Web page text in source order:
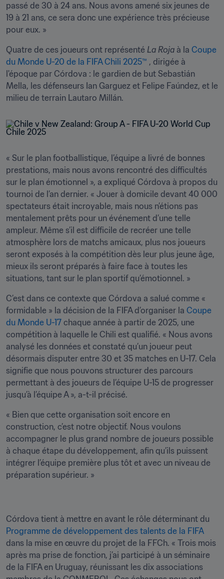
passé de 30 à 24 ans. Nous avons amené six jeunes de
19 à 21 ans, ce sera donc une expérience très précieuse
pour eux. »
Quatre de ces joueurs ont représenté La Roja à la Coupe
du Monde U-20 de la FIFA Chili 2025™ , dirigée à
l'époque par Córdova : le gardien de but Sebastián
Mella, les défenseurs Ian Garguez et Felipe Faúndez, et le
milieu de terrain Lautaro Millán.
« Sur le plan footballistique, l’équipe a livré de bonnes
prestations, mais nous avons rencontré des difficultés
sur le plan émotionnel », a expliqué Córdova à propos du
tournoi de l’an dernier. « Jouer à domicile devant 40 000
spectateurs était incroyable, mais nous n’étions pas
mentalement prêts pour un événement d’une telle
ampleur. Même s’il est difficile de recréer une telle
atmosphère lors de matchs amicaux, plus nos joueurs
seront exposés à la compétition dès leur plus jeune âge,
mieux ils seront préparés à faire face à toutes les
situations, tant sur le plan sportif qu’émotionnel. »
C’est dans ce contexte que Córdova a salué comme «
formidable » la décision de la FIFA d’organiser la Coupe
du Monde U-17 chaque année à partir de 2025, une
compétition à laquelle le Chili est qualifié. « Nous avons
analysé les données et constaté qu’un joueur peut
désormais disputer entre 30 et 35 matches en U-17. Cela
signifie que nous pouvons structurer des parcours
permettant à des joueurs de l’équipe U-15 de progresser
jusqu’à l’équipe A », a-t-il précisé.
« Bien que cette organisation soit encore en
construction, c’est notre objectif. Nous voulons
accompagner le plus grand nombre de joueurs possible
à chaque étape du développement, afin qu’ils puissent
intégrer l’équipe première plus tôt et avec un niveau de
préparation supérieur. »
Programme de développement des talents de la FIFA
dans la mise en œuvre du projet de la FFCh. « Trois mois
après ma prise de fonction, j’ai participé à un séminaire
de la FIFA en Uruguay, réunissant les dix associations